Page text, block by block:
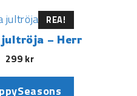
REA!
– Herr
299 kr